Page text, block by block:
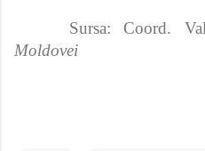
Sursa: Coord.
Moldovei